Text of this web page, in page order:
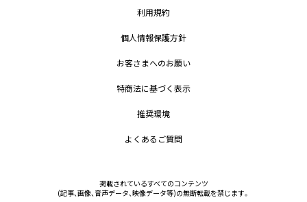
利用規約
個人情報保護方針
お客さまへのお願い
特商法に基づく表示
推奨環境
よくあるご質問
掲載されているすべてのコンテンツ
(記事、画像、音声データ、映像データ等)の無断転載を禁じます。